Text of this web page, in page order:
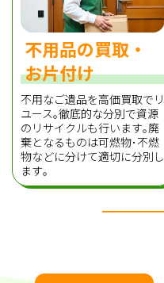
不用品の買取・
お片付け
不用なご遺品を高価買取でリ
ユース｡徹底的な分別で資源
のリサイクルも行います｡廃
棄となるものは可燃物･不燃
物などに分けて適切に分別し
ます｡